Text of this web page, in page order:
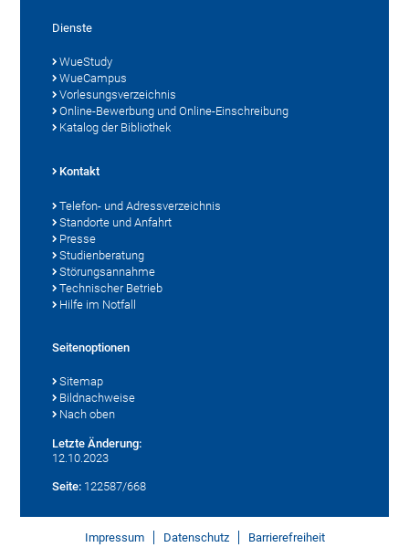
Dienste
WueStudy
WueCampus
Vorlesungsverzeichnis
Online-Bewerbung und Online-Einschreibung
Katalog der Bibliothek
Kontakt
Telefon- und Adressverzeichnis
Standorte und Anfahrt
Presse
Studienberatung
Störungsannahme
Technischer Betrieb
Hilfe im Notfall
Seitenoptionen
Sitemap
Bildnachweise
Nach oben
Letzte Änderung:
12.10.2023
Seite: 122587/668
Impressum Datenschutz Barrierefreiheit